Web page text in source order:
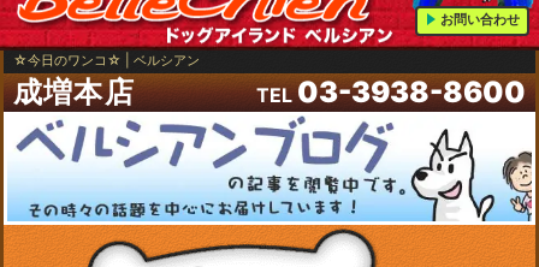
お問い合わせ
☆今日のワンコ☆ | ベルシアン
成増本店 TEL 03-3938-8600